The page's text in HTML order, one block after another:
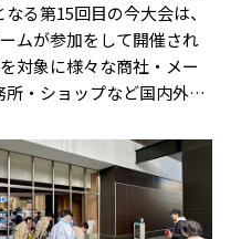
る第15回目の今大会は、
ムが参加をして開催され
・ショップなど国内外
キロをタスキでつなぎ、チ
を競いました。 丸の
流促進と就業者の健康増
のではなく『楽しく走